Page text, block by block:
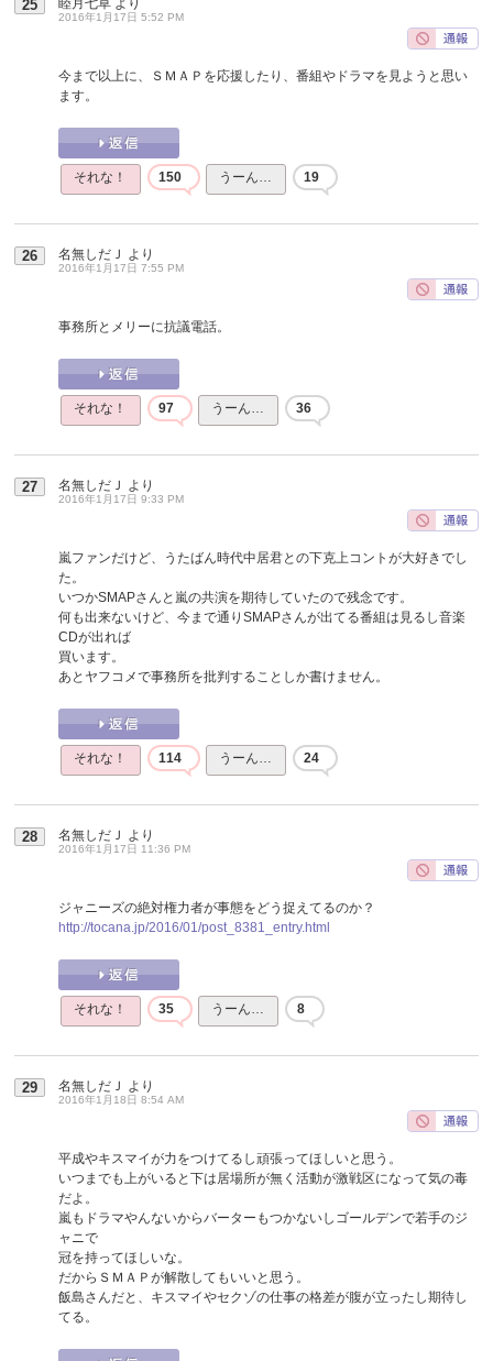
25
2016年1月17日 5:52 PM
今まで以上に、ＳＭＡＰを応援したり、番組やドラマを見ようと思い
ます。
それな！ 150 うーん… 19
26 名無しだＪ より
2016年1月17日 7:55 PM
事務所とメリーに抗議電話。
それな！ 97 うーん… 36
27 名無しだＪ より
2016年1月17日 9:33 PM
嵐ファンだけど、うたばん時代中居君との下克上コントが大好きでし
た。
いつかSMAPさんと嵐の共演を期待していたので残念です。
何も出来ないけど、今まで通りSMAPさんが出てる番組は見るし音楽
CDが出れば
買います。
あとヤフコメで事務所を批判することしか書けません。
それな！ 114 うーん… 24
28 名無しだＪ より
2016年1月17日 11:36 PM
ジャニーズの絶対権力者が事態をどう捉えてるのか？
http://tocana.jp/2016/01/post_8381_entry.html
それな！ 35 うーん… 8
29 名無しだＪ より
2016年1月18日 8:54 AM
平成やキスマイが力をつけてるし頑張ってほしいと思う。
いつまでも上がいると下は居場所が無く活動が激戦区になって気の毒
だよ。
嵐もドラマやんないからバーターもつかないしゴールデンで若手のジ
ャニで
冠を持ってほしいな。
だからＳＭＡＰが解散してもいいと思う。
飯島さんだと、キスマイやセクゾの仕事の格差が腹が立ったし期待し
てる。